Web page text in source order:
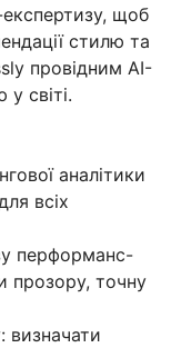
щоб
стилю та
провідним AI-
світі.
аналітики
всіх
перформанс-
прозору, точну
визначати